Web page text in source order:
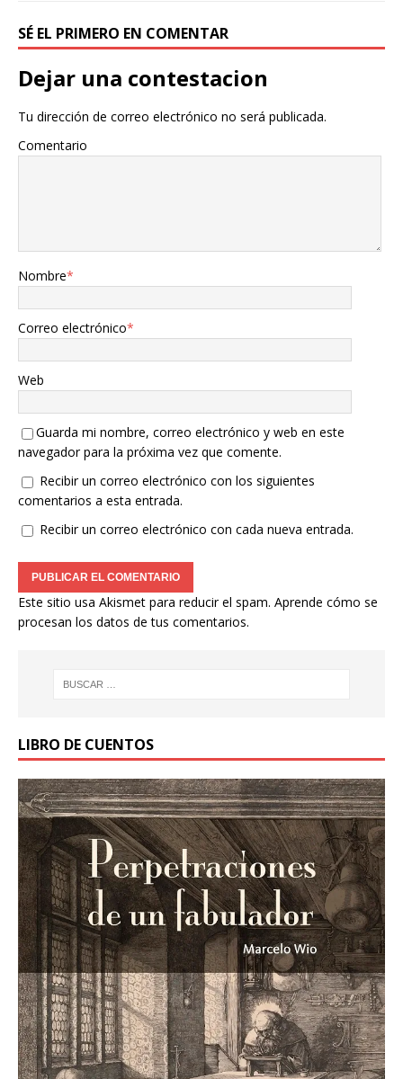
SÉ EL PRIMERO EN COMENTAR
Dejar una contestacion
Tu dirección de correo electrónico no será publicada.
Comentario
Nombre*
Correo electrónico*
Web
Guarda mi nombre, correo electrónico y web en este
navegador para la próxima vez que comente.
Recibir un correo electrónico con los siguientes
comentarios a esta entrada.
Recibir un correo electrónico con cada nueva entrada.
Este sitio usa Akismet para reducir el spam. Aprende cómo se
procesan los datos de tus comentarios.
LIBRO DE CUENTOS